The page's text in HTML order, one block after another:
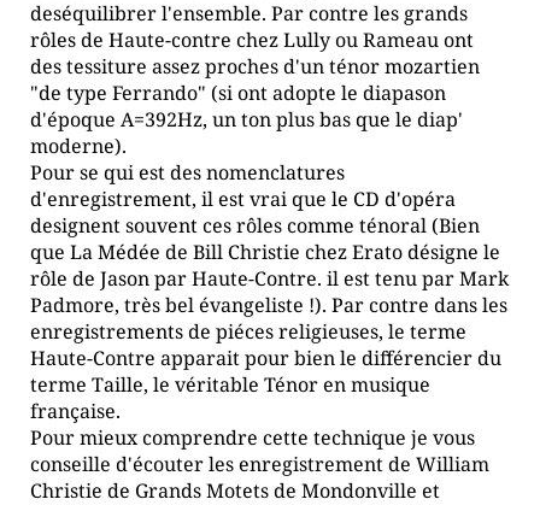
deséquilibrer l'ensemble. Par contre les grands
rôles de Haute-contre chez Lully ou Rameau ont
des tessiture assez proches d'un ténor mozartien
"de type Ferrando" (si ont adopte le diapason
d'époque A=392Hz, un ton plus bas que le diap'
moderne).
Pour se qui est des nomenclatures
d'enregistrement, il est vrai que le CD d'opéra
designent souvent ces rôles comme ténoral (Bien
que La Médée de Bill Christie chez Erato désigne le
rôle de Jason par Haute-Contre. il est tenu par Mark
Padmore, très bel évangeliste !). Par contre dans les
enregistrements de piéces religieuses, le terme
Haute-Contre apparait pour bien le différencier du
terme Taille, le véritable Ténor en musique
française.
Pour mieux comprendre cette technique je vous
conseille d'écouter les enregistrement de William
Christie de Grands Motets de Mondonville et